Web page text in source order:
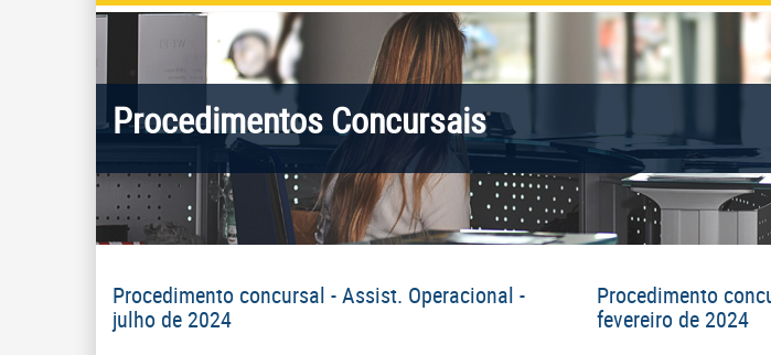
Procedimentos Concursais
Procedimento concursal - Assist. Operacional -
julho de 2024
Procedimento
fevereiro de 2024